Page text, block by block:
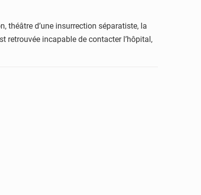
théâtre d’une insurrection séparatiste, la
retrouvée incapable de contacter l’hôpital,